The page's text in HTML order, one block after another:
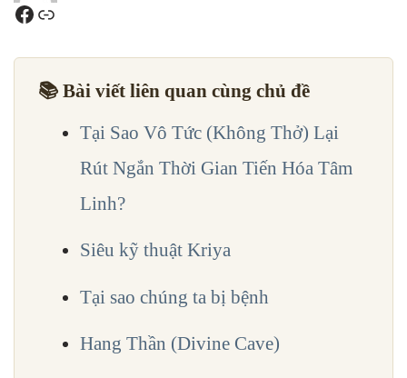
Facebook
Link
📚 Bài viết liên quan cùng chủ đề
Tại Sao Vô Tức (Không Thở) Lại
Rút Ngắn Thời Gian Tiến Hóa Tâm
Linh?
Siêu kỹ thuật Kriya
Tại sao chúng ta bị bệnh
Hang Thần (Divine Cave)